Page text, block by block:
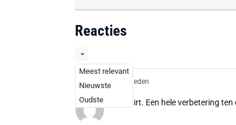
Reacties
Meest relevant
Nieuwste
Oudste
Atréjoe 1 jaar geleden
Mooi shirt. Een hele verbetering